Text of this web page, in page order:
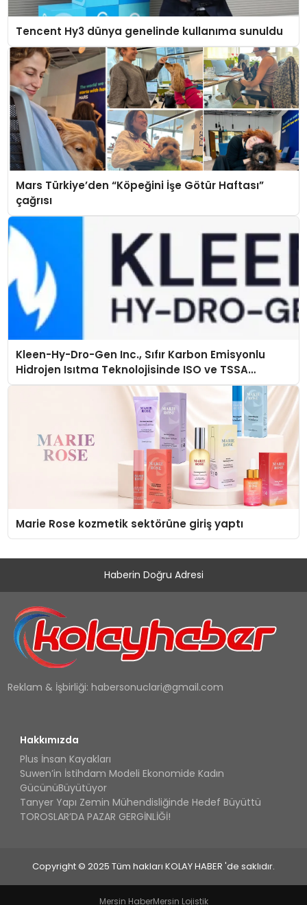
Tencent Hy3 dünya genelinde kullanıma sunuldu
Mars Türkiye’den “Köpeğini İşe Götür Haftası”
çağrısı
Kleen-Hy-Dro-Gen Inc., Sıfır Karbon Emisyonlu
Hidrojen Isıtma Teknolojisinde ISO ve TSSA
Düzenleyici Onaylarını Aldı
Marie Rose kozmetik sektörüne giriş yaptı
Haberin Doğru Adresi
Reklam & İşbirliği: habersonuclari@gmail.com
Hakkımızda
Plus İnsan Kayakları
Suwen’in İstihdam Modeli Ekonomide Kadın
GücünüBüyütüyor
Tanyer Yapı Zemin Mühendisliğinde Hedef Büyüttü
TOROSLAR’DA PAZAR GERGİNLİĞİ!
Copyright © 2025 Tüm hakları KOLAY HABER 'de saklıdır.
Mersin HaberMersin Lojistik